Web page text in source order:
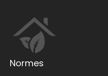
Normes